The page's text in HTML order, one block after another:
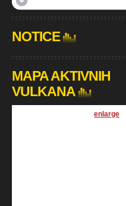
NOTICE
MAPA AKTIVNIH
VULKANA
[enlarge